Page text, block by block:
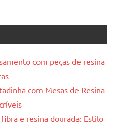
com peças de resina
com Mesas de Resina
e resina dourada: Estilo